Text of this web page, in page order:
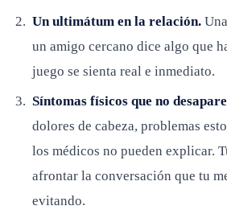
Un ultimátum en la relación.
un amigo cercano dice algo que
juego se sienta real e inmediato.
Síntomas físicos que no
dolores de cabeza, problemas
los médicos no pueden explicar.
afrontar la conversación que tu
evitando.